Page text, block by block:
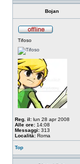
Bojan
Tifoso
Reg. il: lun 28 apr 2008
Alle ore: 14:08
Messaggi: 313
Località: Roma
Top